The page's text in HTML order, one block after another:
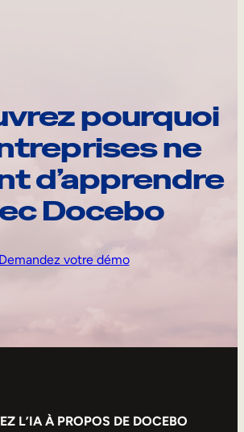
pourquoi
ne
d’apprendre
Docebo
Demandez votre démo
L’IA À PROPOS DE DOCEBO